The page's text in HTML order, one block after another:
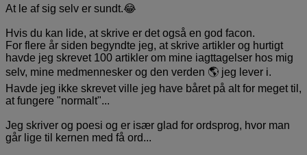
At le af sig selv er sundt.😂
Hvis du kan lide, at skrive er det også en god facon.
For flere år siden begyndte jeg, at skrive artikler og hurtigt
havde jeg skrevet 100 artikler om mine iagttagelser hos mig
selv, mine medmennesker og den verden 🌎 jeg lever i.
Havde jeg ikke skrevet ville jeg have båret på alt for meget til,
at fungere "normalt"...
Jeg skriver og poesi og er især glad for ordsprog, hvor man
går lige til kernen med få ord...